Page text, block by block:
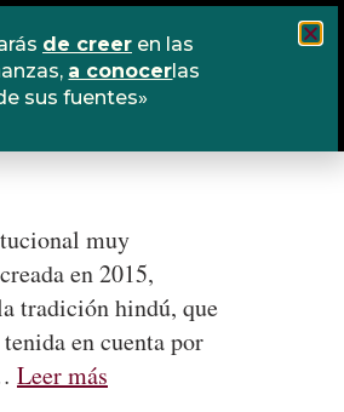
online
muy
en 2015,
tradición hindú, que
en cuenta por
Leer más
de creeren las
a conocerlas
sus fuentes»